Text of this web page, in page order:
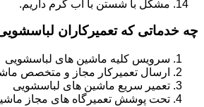
مشکل با شستن با آب گرم داریم.
چه خدماتی که تعمیرکاران
سرویس کلیه ماشین های لباسشویی
ارسال تعمیرکار مجاز و متخصص
تعمیر سریع ماشین های لباسشویی
تحت پوشش تعمیرگاه های مجاز